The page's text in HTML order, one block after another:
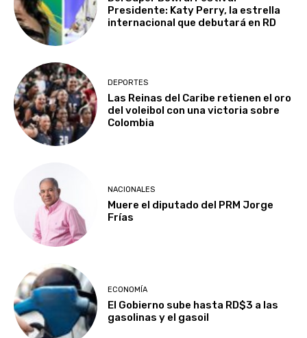
Presidente: Katy Perry, la estrella
internacional que debutará en RD
DEPORTES
Las Reinas del Caribe retienen el oro
del voleibol con una victoria sobre
Colombia
NACIONALES
Muere el diputado del PRM Jorge
Frías
ECONOMÍA
El Gobierno sube hasta RD$3 a las
gasolinas y el gasoil